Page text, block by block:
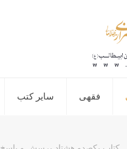
فقهی سایر کتب